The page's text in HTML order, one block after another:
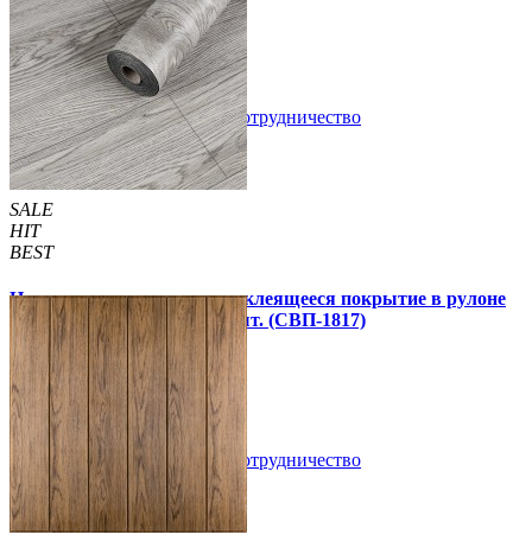
1 850 грн./шт 2 899 грн./шт
Купить В закладки Сотрудничество
SALE
HIT
BEST
Напольное виниловое самоклеящееся покрытие в рулоне
3000х600х1,5мм, цена за 1 шт. (СВП-1817)
990 грн. 1 390 грн.
Купить В закладки Сотрудничество